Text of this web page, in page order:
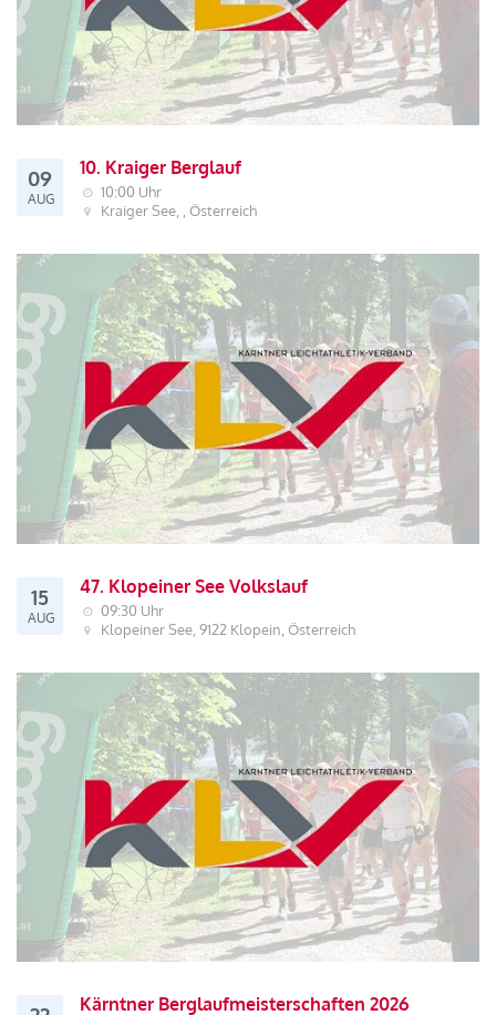
09
AUG
10. Kraiger Berglauf
10:00 Uhr
Kraiger See, , Österreich
15
AUG
47. Klopeiner See Volkslauf
09:30 Uhr
Klopeiner See, 9122 Klopein, Österreich
Kärntner Berglaufmeisterschaften 2026